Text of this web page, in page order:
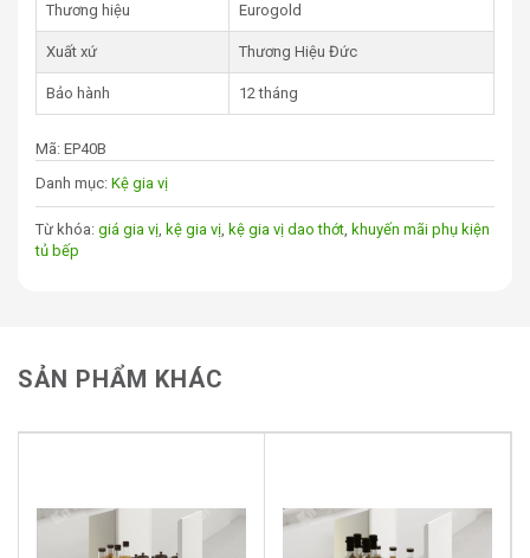
Thương hiệu Eurogold
Xuất xứ Thương Hiệu Đức
Bảo hành 12 tháng
Mã: EP40B
Danh mục: Kệ gia vị
Từ khóa: giá gia vị, kệ gia vị, kệ gia vị dao thớt, khuyến mãi phụ kiện
tủ bếp
SẢN PHẨM KHÁC